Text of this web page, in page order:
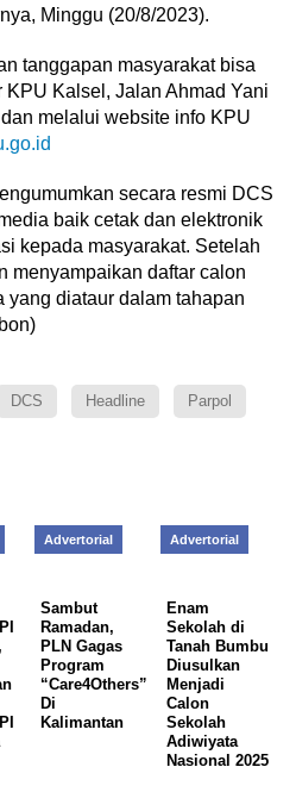
Minggu (20/8/2023).
tanggapan masyarakat bisa
Kalsel, Jalan Ahmad Yani
melalui website info KPU
secara resmi DCS
baik cetak dan elektronik
kepada masyarakat. Setelah
menyampaikan daftar calon
yang diataur dalam tahapan
DCS Headline Parpol
Advertorial
Sambut
Ramadan,
PLN Gagas
Program
“Care4Others”
Di
Kalimantan
Advertorial
Enam
Sekolah di
Tanah Bumbu
Diusulkan
Menjadi
Calon
Sekolah
Adiwiyata
Nasional 2025